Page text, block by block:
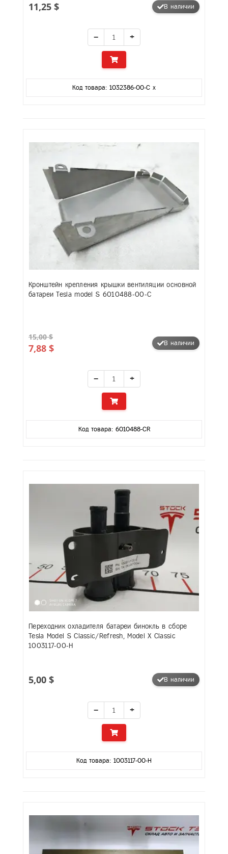
11,25 $ В наличии
− +
Код товара: 1032386-00-C x
Кронштейн крепления крышки вентиляции основной
батареи Tesla model S 6010488-00-C
15,00 $
7,88 $ В наличии
− +
Код товара: 6010488-CR
Переходник охладителя батареи бинокль в сборе
Tesla Model S Classic/Refresh, Model X Classic
1003117-00-H
5,00 $ В наличии
− +
Код товара: 1003117-00-H